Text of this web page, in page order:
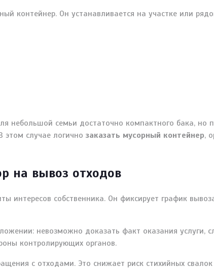
контейнер. Он устанавливается на участке или
небольшой семьи достаточно компактного бака, но
случае логично заказать мусорный контейнер,
на вывоз отходов
собственника. Он фиксирует график
невозможно доказать факт оказания услуги,
контролирующих органов.
с отходами. Это снижает риск стихийных